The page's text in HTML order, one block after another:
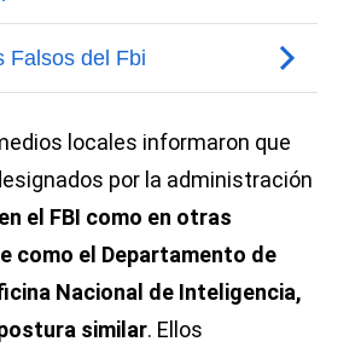
locales informaron que
por la administración
el FBI como en otras
como el Departamento de
Nacional de Inteligencia,
similar. Ellos